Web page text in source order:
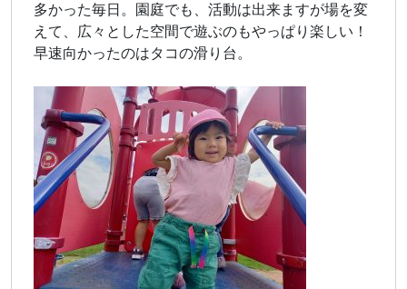
多かった毎日。園庭でも、活動は出来ますが場を変
えて、広々とした空間で遊ぶのもやっぱり楽しい！
早速向かったのはタコの滑り台。